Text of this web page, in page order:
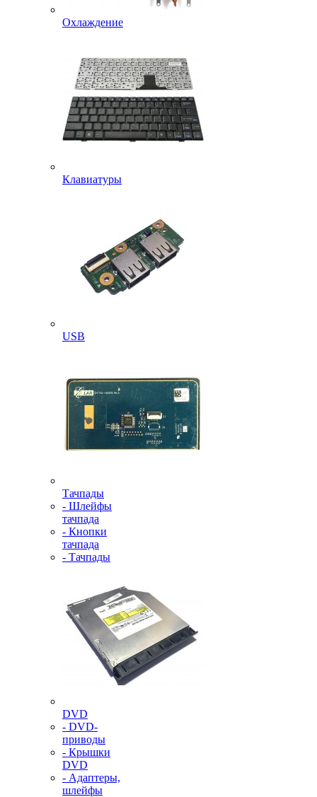
Охлаждение
Клавиатуры
USB
Тачпады
- Шлейфы
тачпада
- Кнопки
тачпада
- Тачпады
DVD
- DVD-
приводы
- Крышки
DVD
- Адаптеры,
шлейфы